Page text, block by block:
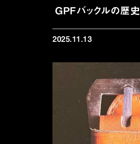
GPFバックルの歴史
2025.11.13